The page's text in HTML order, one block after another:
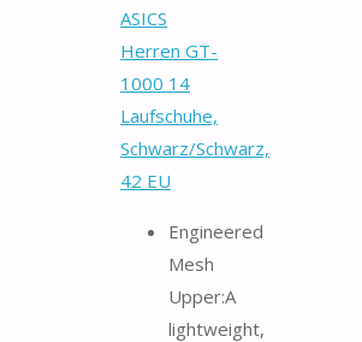
ASICS
Herren GT-
1000 14
Laufschuhe,
Schwarz/Schwarz,
42 EU
Engineered
Mesh
Upper:A
lightweight,